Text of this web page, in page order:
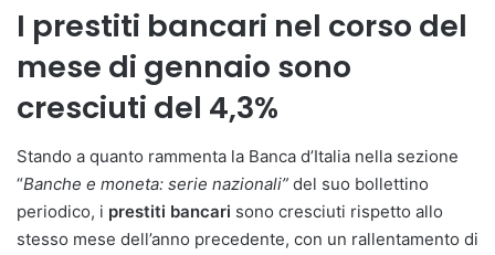
I prestiti bancari nel corso del
mese di gennaio sono
cresciuti del 4,3%
Stando a quanto rammenta la Banca d’Italia nella sezione
“Banche e moneta: serie nazionali” del suo bollettino
periodico, i prestiti bancari sono cresciuti rispetto allo
stesso mese dell’anno precedente, con un rallentamento di